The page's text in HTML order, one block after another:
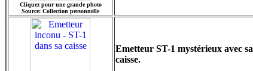
Cliquez pour une grande photo
Source: Collection personnelle
Emetteur ST-1 mystérieux avec sa
caisse.